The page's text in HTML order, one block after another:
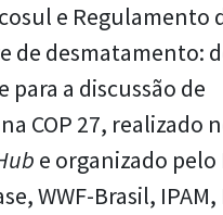
e Regulamento
de desmatamento:
para a discussão de
COP 27, realizado
e organizado pelo
WWF-Brasil,